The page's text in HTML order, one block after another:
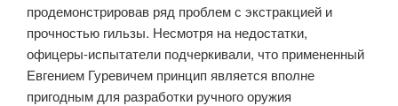
продемонстрировав ряд проблем с экстракцией и
прочностью гильзы. Несмотря на недостатки,
офицеры-испытатели подчеркивали, что примененный
Евгением Гуревичем принцип является вполне
пригодным для разработки ручного оружия